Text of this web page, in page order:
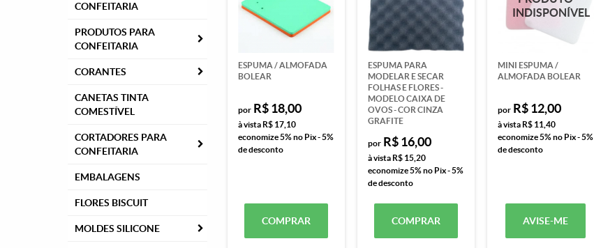
CONFEITARIA
PRODUTOS PARA
CONFEITARIA
CORANTES
CANETAS TINTA
COMESTÍVEL
CORTADORES PARA
CONFEITARIA
EMBALAGENS
FLORES BISCUIT
MOLDES SILICONE
ESPUMA / ALMOFADA
BOLEAR
por R$ 18,00
à vista R$ 17,10
economize5%no Pix - 5%
de desconto
COMPRAR
ESPUMA PARA
MODELAR E SECAR
FOLHAS E FLORES -
MODELO CAIXA DE
OVOS - COR CINZA
GRAFITE
por R$ 16,00
à vista R$ 15,20
economize5%no Pix - 5%
de desconto
COMPRAR
MINI ESPUMA /
ALMOFADA BOLEAR
por R$ 12,00
à vista R$ 11,40
economize5%no Pix - 5%
de desconto
AVISE-ME